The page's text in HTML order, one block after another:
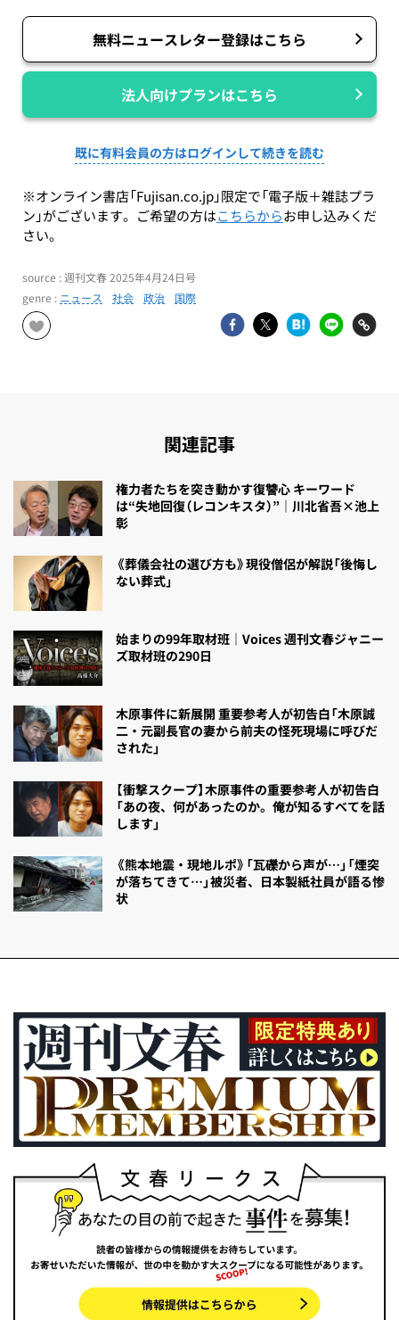
無料ニュースレター登録はこちら
法人向けプランはこちら
既に有料会員の方はログインして続きを読む
※オンライン書店「Fujisan.co.jp」限定で「電子版＋雑誌プラ
ン」がございます。ご希望の方はこちらからお申し込みくだ
さい。
source : 週刊文春 2025年4月24日号
genre : ニュース 社会 政治 国際
関連記事
権力者たちを突き動かす復讐心 キーワード
は“失地回復（レコンキスタ）”｜川北省吾×池上
彰
《葬儀会社の選び方も》現役僧侶が解説「後悔し
ない葬式」
始まりの99年取材班｜Voices 週刊文春ジャニー
ズ取材班の290日
木原事件に新展開 重要参考人が初告白「木原誠
二・元副長官の妻から前夫の怪死現場に呼びだ
された」
【衝撃スクープ】木原事件の重要参考人が初告白
「あの夜、何があったのか。俺が知るすべてを話
します」
《熊本地震・現地ルポ》「瓦礫から声が…」「煙突
が落ちてきて…」被災者、日本製紙社員が語る惨
状